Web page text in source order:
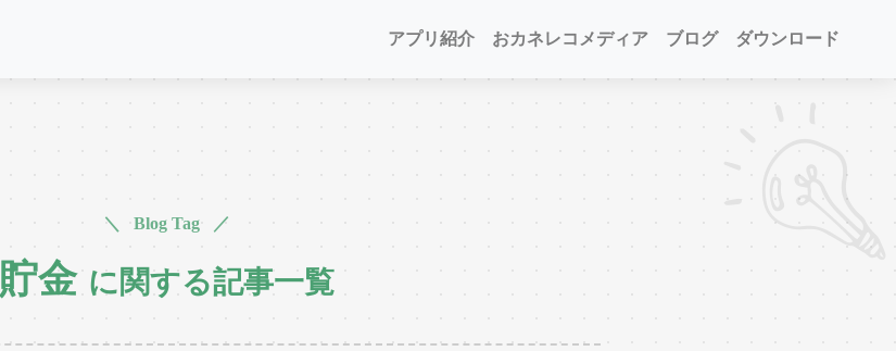
アプリ紹介 おカネレコメディア ブログ ダウンロード
＼ Blog Tag ／
貯金 に関する記事一覧